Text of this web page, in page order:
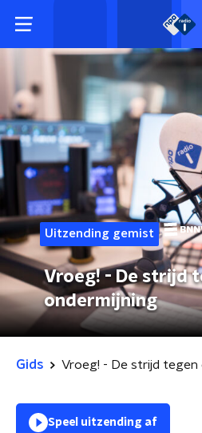
Uitzending gemist
Vroeg! - De strijd
ondermijning
Gids Vroeg! - De strijd tegen
Speel uitzending af